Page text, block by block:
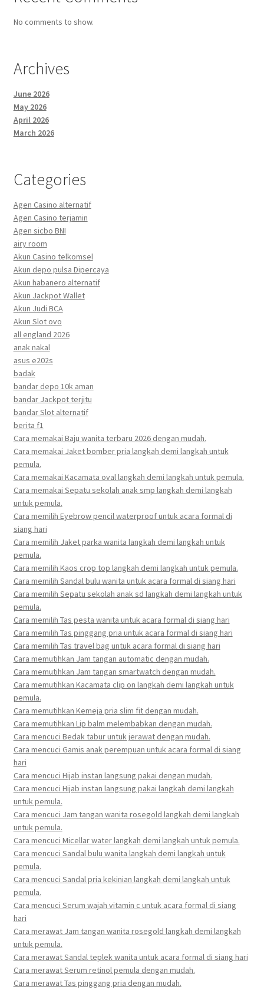
No comments to show.
Archives
June 2026
May 2026
April 2026
March 2026
Categories
Agen Casino alternatif
Agen Casino terjamin
Agen sicbo BNI
airy room
Akun Casino telkomsel
Akun depo pulsa Dipercaya
Akun habanero alternatif
Akun Jackpot Wallet
Akun Judi BCA
Akun Slot ovo
all england 2026
anak nakal
asus e202s
badak
bandar depo 10k aman
bandar Jackpot terjitu
bandar Slot alternatif
berita f1
Cara memakai Baju wanita terbaru 2026 dengan mudah.
Cara memakai Jaket bomber pria langkah demi langkah untuk
pemula.
Cara memakai Kacamata oval langkah demi langkah untuk pemula.
Cara memakai Sepatu sekolah anak smp langkah demi langkah
untuk pemula.
Cara memilih Eyebrow pencil waterproof untuk acara formal di
siang hari
Cara memilih Jaket parka wanita langkah demi langkah untuk
pemula.
Cara memilih Kaos crop top langkah demi langkah untuk pemula.
Cara memilih Sandal bulu wanita untuk acara formal di siang hari
Cara memilih Sepatu sekolah anak sd langkah demi langkah untuk
pemula.
Cara memilih Tas pesta wanita untuk acara formal di siang hari
Cara memilih Tas pinggang pria untuk acara formal di siang hari
Cara memilih Tas travel bag untuk acara formal di siang hari
Cara memutihkan Jam tangan automatic dengan mudah.
Cara memutihkan Jam tangan smartwatch dengan mudah.
Cara memutihkan Kacamata clip on langkah demi langkah untuk
pemula.
Cara memutihkan Kemeja pria slim fit dengan mudah.
Cara memutihkan Lip balm melembabkan dengan mudah.
Cara mencuci Bedak tabur untuk jerawat dengan mudah.
Cara mencuci Gamis anak perempuan untuk acara formal di siang
hari
Cara mencuci Hijab instan langsung pakai dengan mudah.
Cara mencuci Hijab instan langsung pakai langkah demi langkah
untuk pemula.
Cara mencuci Jam tangan wanita rosegold langkah demi langkah
untuk pemula.
Cara mencuci Micellar water langkah demi langkah untuk pemula.
Cara mencuci Sandal bulu wanita langkah demi langkah untuk
pemula.
Cara mencuci Sandal pria kekinian langkah demi langkah untuk
pemula.
Cara mencuci Serum wajah vitamin c untuk acara formal di siang
hari
Cara merawat Jam tangan wanita rosegold langkah demi langkah
untuk pemula.
Cara merawat Sandal teplek wanita untuk acara formal di siang hari
Cara merawat Serum retinol pemula dengan mudah.
Cara merawat Tas pinggang pria dengan mudah.